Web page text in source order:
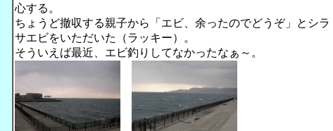
心する。
ちょうど撤収する親子から「エビ、余ったのでどうぞ」とシラ
サエビをいただいた（ラッキー）。
そういえば最近、エビ釣りしてなかったなぁ～。